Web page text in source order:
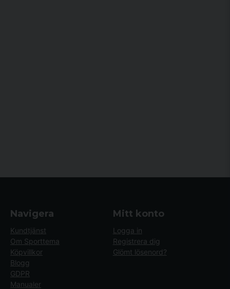
Navigera
Kundtjänst
Om Sporttema
Köpvillkor
Blogg
GDPR
Manualer
Mitt konto
Logga in
Registrera dig
Glömt lösenord?